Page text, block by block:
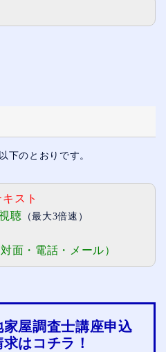
下のとおりです。
スト
聴 （最大3倍速）
対面・電話・メール）
屋調査士講座申込
はコチラ！